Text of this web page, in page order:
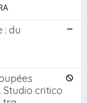
: du
Studio critico